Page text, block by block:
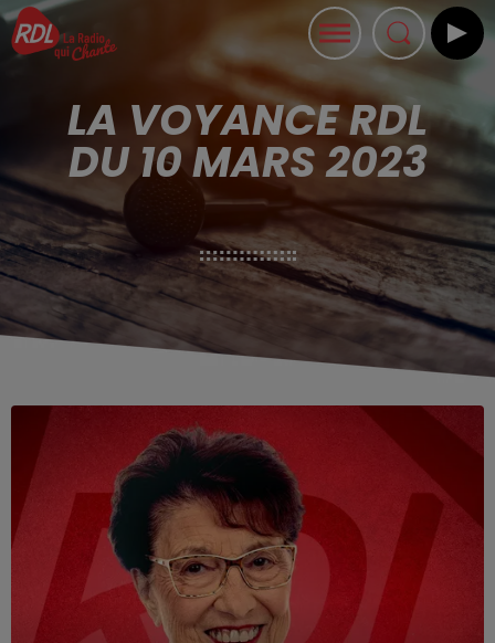
LA VOYANCE RDL
DU 10 MARS 2023